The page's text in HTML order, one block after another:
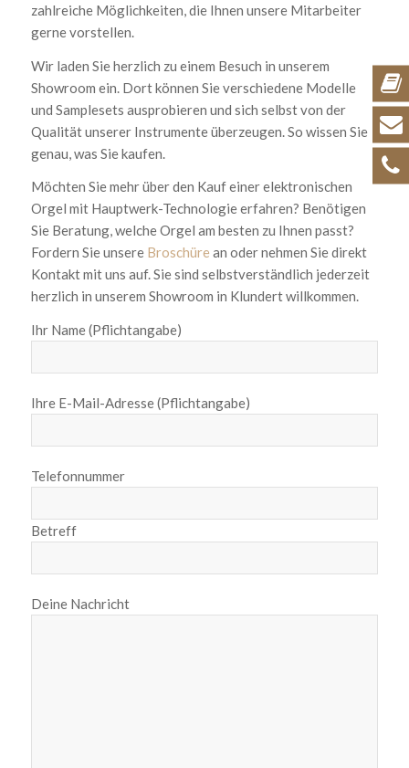
zahlreiche Möglichkeiten, die Ihnen unsere Mitarbeiter
gerne vorstellen.
Wir laden Sie herzlich zu einem Besuch in unserem
Showroom ein. Dort können Sie verschiedene Modelle
und Samplesets ausprobieren und sich selbst von der
Qualität unserer Instrumente überzeugen. So wissen Sie
genau, was Sie kaufen.
Möchten Sie mehr über den Kauf einer elektronischen
Orgel mit Hauptwerk-Technologie erfahren? Benötigen
Sie Beratung, welche Orgel am besten zu Ihnen passt?
Fordern Sie unsere Broschüre an oder nehmen Sie direkt
Kontakt mit uns auf. Sie sind selbstverständlich jederzeit
herzlich in unserem Showroom in Klundert willkommen.
Ihr Name (Pflichtangabe)
Ihre E-Mail-Adresse (Pflichtangabe)
Telefonnummer
Betreff
Deine Nachricht